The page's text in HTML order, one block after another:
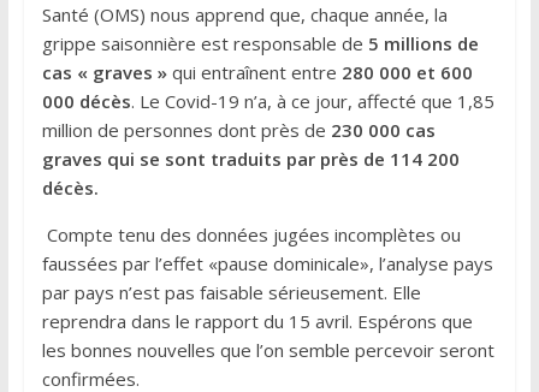
Santé (OMS) nous apprend que, chaque année, la
grippe saisonnière est responsable de 5 millions de
cas « graves »qui entraînent entre 280 000 et 600
000 décès. Le Covid-19 n’a, à ce jour, affecté que 1,85
million de personnes dont près de 230 000 cas
graves qui se sont traduits par près de 114 200
décès.
Compte tenu des données jugées incomplètes ou
faussées par l’effet «pause dominicale», l’analyse pays
par pays n’est pas faisable sérieusement. Elle
reprendra dans le rapport du 15 avril. Espérons que
les bonnes nouvelles que l’on semble percevoir seront
confirmées.